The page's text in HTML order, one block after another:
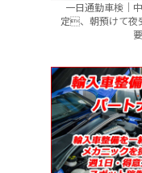
一日通勤車検｜
定、朝預けて夜